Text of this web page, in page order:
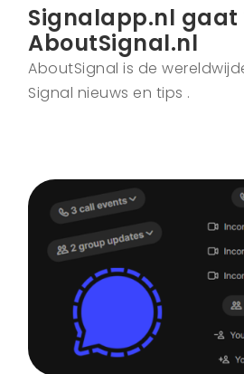
Signalapp.nl gaat
AboutSignal.nl
AboutSignal is de
Signal nieuws en tips .